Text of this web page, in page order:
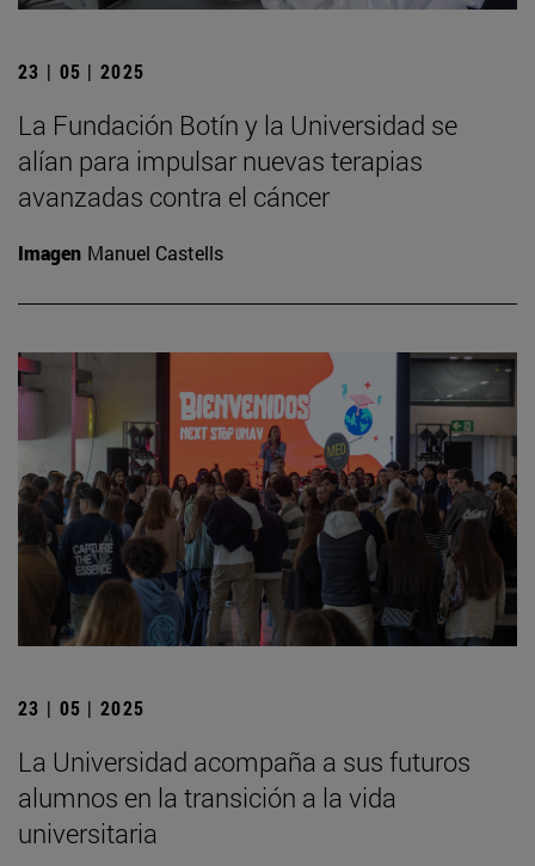
23 | 05 | 2025
La Fundación Botín y la Universidad se
alían para impulsar nuevas terapias
avanzadas contra el cáncer
Imagen Manuel Castells
23 | 05 | 2025
La Universidad acompaña a sus futuros
alumnos en la transición a la vida
universitaria